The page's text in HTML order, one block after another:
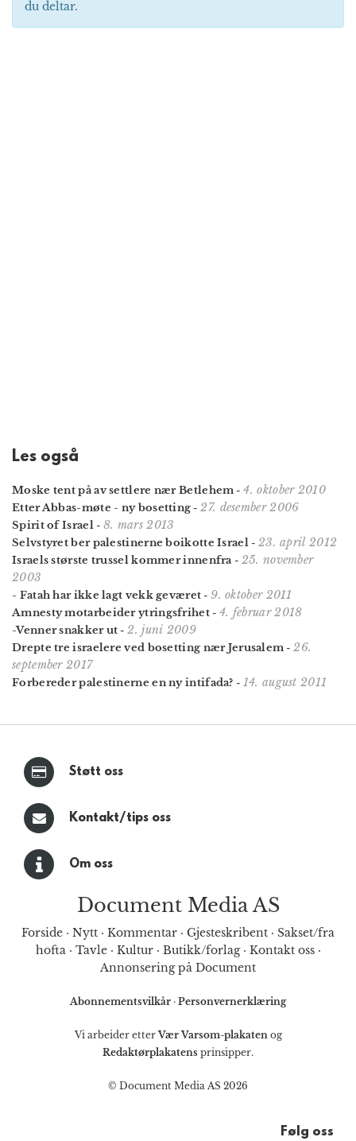
du deltar.
Les også
Moske tent på av settlere nær Betlehem -4. oktober 2010
Etter Abbas-møte - ny bosetting -27. desember 2006
Spirit of Israel- 8. mars 2013
Selvstyret ber palestinerne boikotte Israel- 23. april 2012
Israels største trussel kommer innenfra - 25. november
2003
- Fatah har ikke lagt vekk geværet -9. oktober 2011
Amnesty motarbeider ytringsfrihet- 4. februar 2018
-Venner snakker ut -2. juni 2009
Drepte tre israelere ved bosetting nær Jerusalem -26.
september 2017
Forbereder palestinerne en ny intifada? - 14. august 2011
Støtt oss
Kontakt/tips oss
Om oss
Document Media AS
Forside · Nytt · Kommentar · Gjesteskribent · Sakset/fra
hofta· Tavle· Kultur· Butikk/forlag· Kontakt oss·
Annonsering på Document
Abonnementsvilkår · Personvernerklæring
Vi arbeider etterVær Varsom-plakatenog
Redaktørplakatens prinsipper.
© Document Media AS 2026
Følg oss